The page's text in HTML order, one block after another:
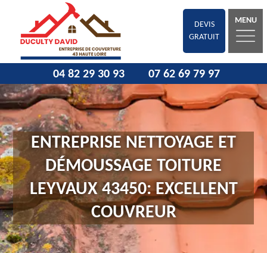
DEVIS
GRATUIT
MENU
04 82 29 30 93 07 62 69 79 97
ENTREPRISE NETTOYAGE ET
DÉMOUSSAGE TOITURE
LEYVAUX 43450: EXCELLENT
COUVREUR